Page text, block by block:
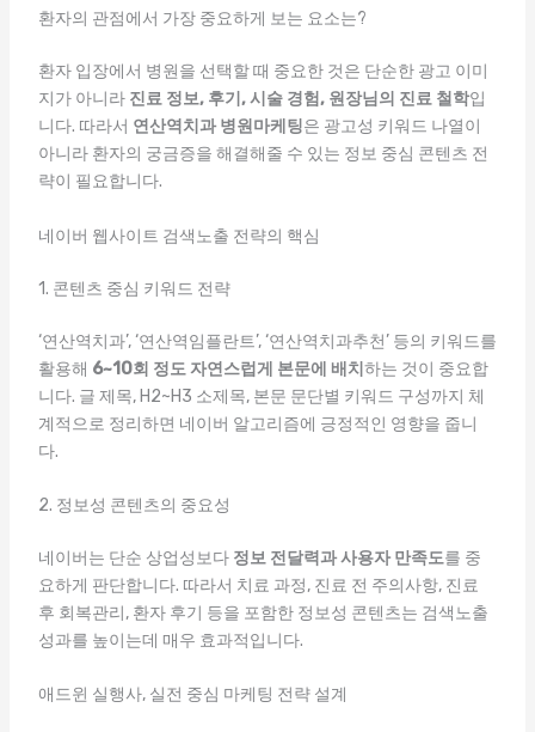
환자의 관점에서 가장 중요하게 보는 요소는?
환자 입장에서 병원을 선택할 때 중요한 것은 단순한 광고 이미
지가 아니라 진료 정보, 후기, 시술 경험, 원장님의 진료 철학입
니다. 따라서 연산역치과 병원마케팅은 광고성 키워드 나열이
아니라 환자의 궁금증을 해결해줄 수 있는 정보 중심 콘텐츠 전
략이 필요합니다.
네이버 웹사이트 검색노출 전략의 핵심
1. 콘텐츠 중심 키워드 전략
‘연산역치과’, ‘연산역임플란트’, ‘연산역치과추천’ 등의 키워드를
활용해 6~10회 정도 자연스럽게 본문에 배치 하는 것이 중요합
니다. 글 제목, H2~H3 소제목, 본문 문단별 키워드 구성까지 체
계적으로 정리하면 네이버 알고리즘에 긍정적인 영향을 줍니
다.
2. 정보성 콘텐츠의 중요성
네이버는 단순 상업성보다 정보 전달력과 사용자 만족도를 중
요하게 판단합니다. 따라서 치료 과정, 진료 전 주의사항, 진료
후 회복관리, 환자 후기 등을 포함한 정보성 콘텐츠는 검색노출
성과를 높이는데 매우 효과적입니다.
애드윈 실행사, 실전 중심 마케팅 전략 설계